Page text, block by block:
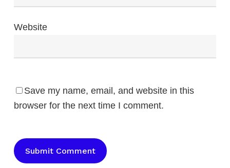
Website
Save my name, email, and website in this
browser for the next time I comment.